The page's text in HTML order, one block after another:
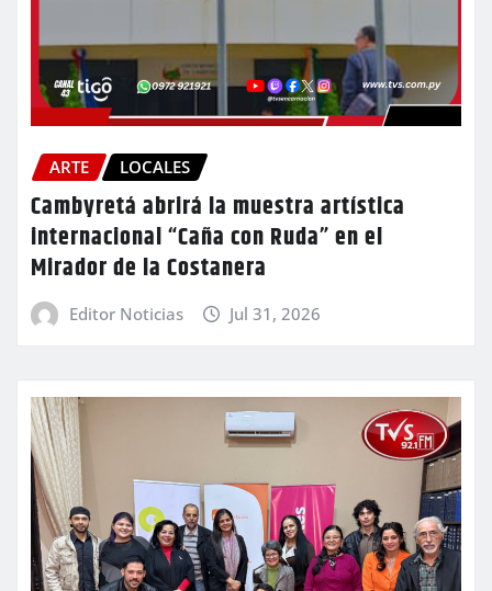
ARTE LOCALES
Cambyretá abrirá la muestra artística
internacional “Caña con Ruda” en el
Mirador de la Costanera
Editor Noticias Jul 31, 2026